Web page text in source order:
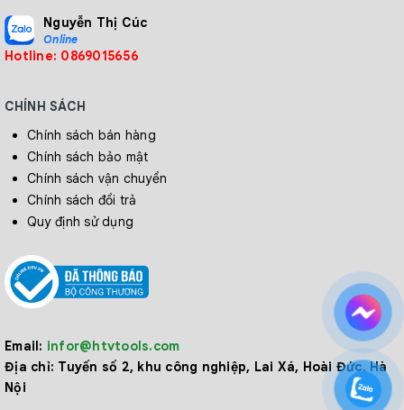
Nguyễn Thị Cúc
Online
Hotline: 0869015656
CHÍNH SÁCH
Chính sách bán hàng
Chính sách bảo mật
Chính sách vận chuyển
Chính sách đổi trả
Quy định sử dụng
Email: infor@htvtools.com
Địa chỉ: Tuyến số 2, khu công nghiệp, Lai Xá, Hoài Đức, Hà
Nội